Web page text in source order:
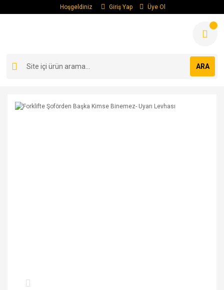
Hoşgeldiniz Giriş Yap Üye Ol
ARA